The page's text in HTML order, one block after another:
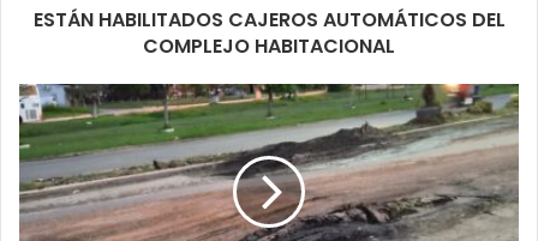
ESTÁN HABILITADOS CAJEROS AUTOMÁTICOS DEL
COMPLEJO HABITACIONAL